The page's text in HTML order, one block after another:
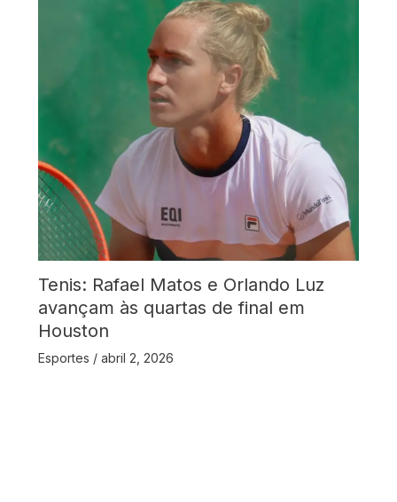
Tenis: Rafael Matos e Orlando Luz
avançam às quartas de final em
Houston
Esportes / abril 2, 2026